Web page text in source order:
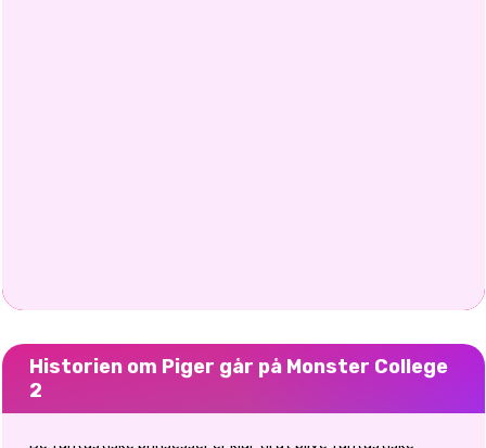
Historien om Piger går på Monster College
2
De fantastiske prinsesser er klar til at blive fantastiske